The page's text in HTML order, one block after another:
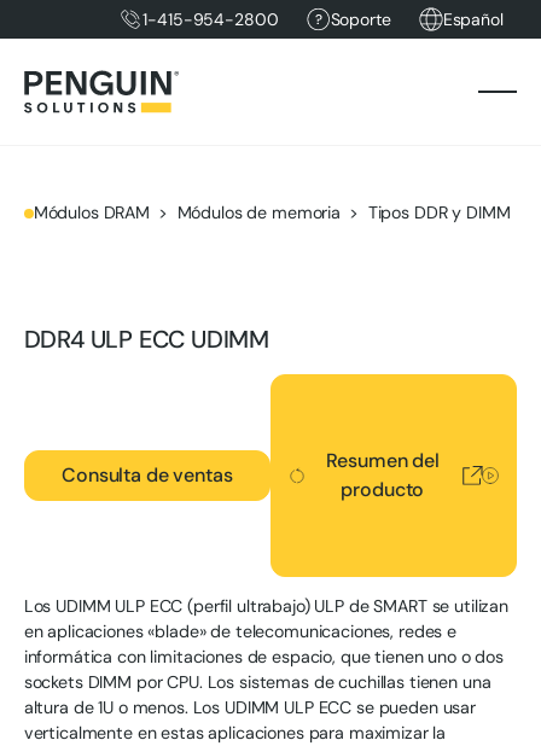
1-415-954-2800 Soporte Español
Módulos DRAM Módulos de memoria Tipos DDR y DIMM
DDR4 ULP ECC UDIMM
Consulta de ventas
Resumen del
producto
Resumen del producto
Los UDIMM ULP ECC (perfil ultrabajo) ULP de SMART se utilizan
en aplicaciones «blade» de telecomunicaciones, redes e
informática con limitaciones de espacio, que tienen uno o dos
sockets DIMM por CPU. Los sistemas de cuchillas tienen una
altura de 1U o menos. Los UDIMM ULP ECC se pueden usar
verticalmente en estas aplicaciones para maximizar la